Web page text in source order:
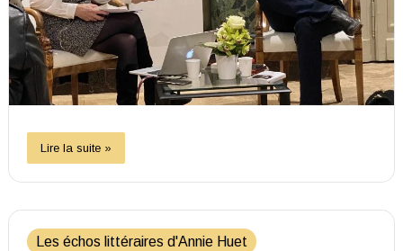
Lire la suite »
Les échos littéraires d'Annie Huet